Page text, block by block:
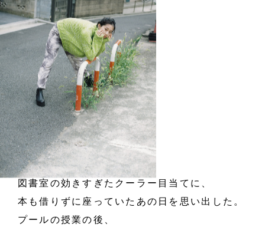
図書室の効きすぎたクーラー目当てに、
本も借りずに座っていた あの日を思い出した。
プールの授業の後、